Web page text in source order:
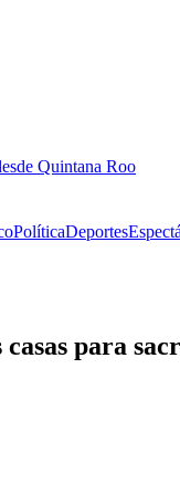
Quintana Roo
PolíticaDeportes
para